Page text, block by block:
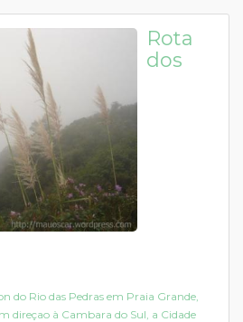
Rota
dos
do Rio das Pedras em Praia Grande,
direçao à Cambara do Sul, a Cidade